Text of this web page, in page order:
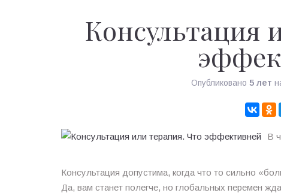
Консультация
Опубликовано 5 лет
В
Консультация допустима, когда что то сильно
Да, вам станет полегче, но глобальных перемен